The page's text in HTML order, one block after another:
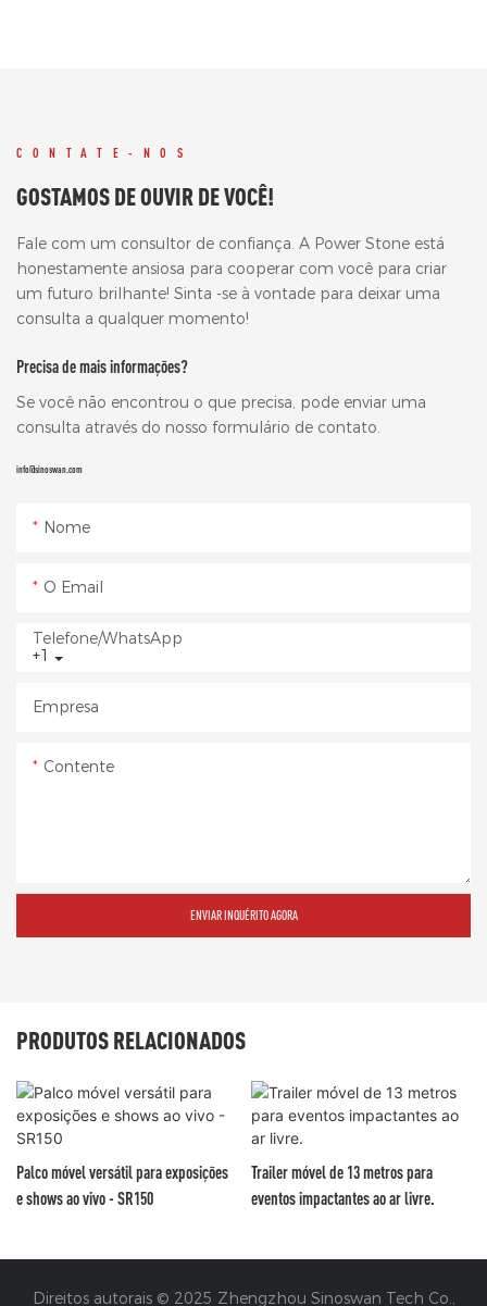
CONTATE-NOS
GOSTAMOS DE OUVIR DE VOCÊ!
Fale com um consultor de confiança. A Power Stone está
honestamente ansiosa para cooperar com você para criar
um futuro brilhante! Sinta -se à vontade para deixar uma
consulta a qualquer momento!
Precisa de mais informações?
Se você não encontrou o que precisa, pode enviar uma
consulta através do nosso formulário de contato.
info@sinoswan.com
Nome
O Email
+1
Telefone/WhatsApp
Empresa
Contente
ENVIAR INQUÉRITO AGORA
PRODUTOS RELACIONADOS
Palco móvel versátil para exposições
e shows ao vivo - SR150
Trailer móvel de 13 metros para
eventos impactantes ao ar livre.
Direitos autorais © 2025 Zhengzhou Sinoswan Tech Co.,